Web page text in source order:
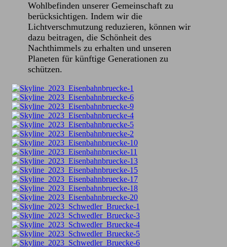
Wohlbefinden unserer Gemeinschaft zu
berücksichtigen. Indem wir die
Lichtverschmutzung reduzieren, können wir
dazu beitragen, die Schönheit des
Nachthimmels zu erhalten und unseren
Planeten für künftige Generationen zu
schützen.